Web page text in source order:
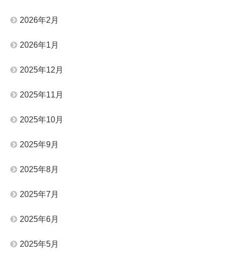
2026年2月
2026年1月
2025年12月
2025年11月
2025年10月
2025年9月
2025年8月
2025年7月
2025年6月
2025年5月